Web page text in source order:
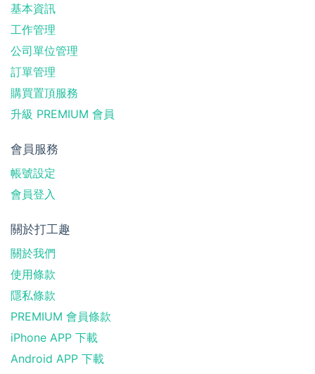
基本資訊
工作管理
公司單位管理
訂單管理
購買置頂服務
升級 PREMIUM 會員
會員服務
帳號設定
會員登入
關於打工趣
關於我們
使用條款
隱私條款
PREMIUM 會員條款
iPhone APP 下載
Android APP 下載